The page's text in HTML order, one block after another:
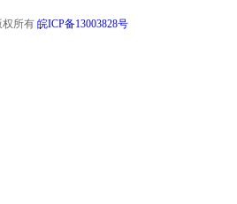
权所有 皖ICP备13003828号